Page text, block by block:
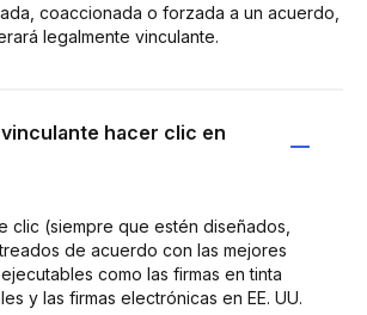
coaccionada o forzada a un acuerdo,
legalmente vinculante.
hacer clic en
clic (siempre que estén diseñados,
de acuerdo con las mejores
como las firmas en tinta
y las firmas electrónicas en EE. UU.